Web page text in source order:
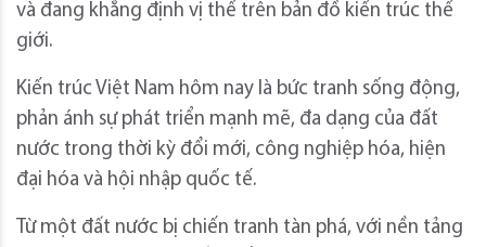
và đang khẳng định vị thế trên bản đồ kiến trúc thế
giới.
Kiến trúc Việt Nam hôm nay là bức tranh sống động,
phản ánh sự phát triển mạnh mẽ, đa dạng của đất
nước trong thời kỳ đổi mới, công nghiệp hóa, hiện
đại hóa và hội nhập quốc tế.
Từ một đất nước bị chiến tranh tàn phá, với nền tảng